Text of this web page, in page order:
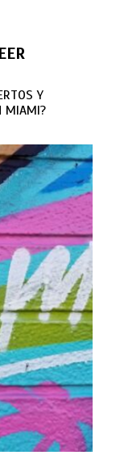
Y
MIAMI?